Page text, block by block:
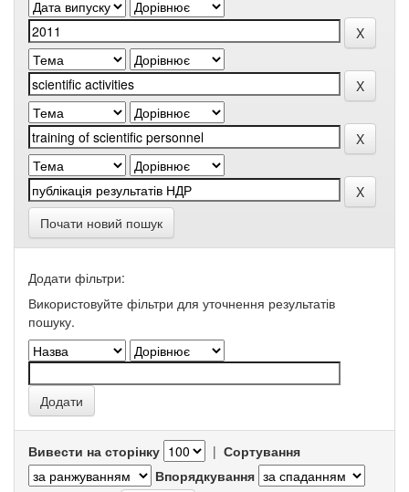
Почати новий пошук
Додати фільтри:
Використовуйте фільтри для уточнення результатів
пошуку.
Вивести на сторінку | Сортування
Впорядкування